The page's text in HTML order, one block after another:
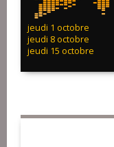
jeudi 1 octobre
jeudi 8 octobre
jeudi 15 octobre